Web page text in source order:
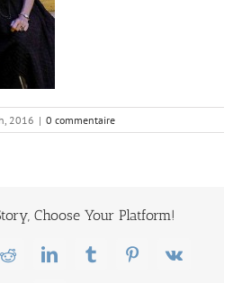
2016 | 0 commentaire
Choose Your Platform!
RedditLinkedInTumblrPinterest
Vk